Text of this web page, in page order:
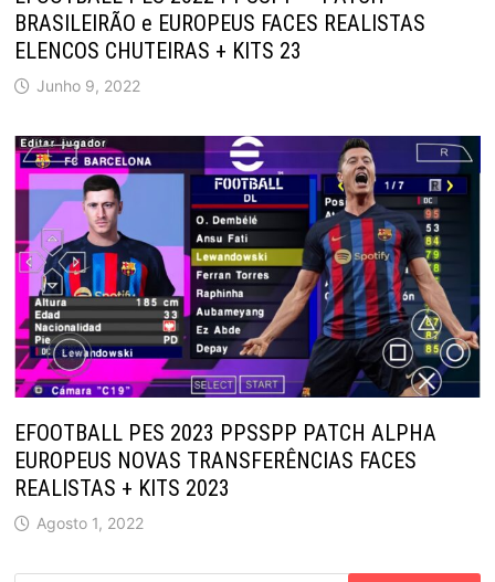
BRASILEIRÃO e EUROPEUS FACES REALISTAS
ELENCOS CHUTEIRAS + KITS 23
Junho 9, 2022
EFOOTBALL PES 2023 PPSSPP PATCH ALPHA
EUROPEUS NOVAS TRANSFERÊNCIAS FACES
REALISTAS + KITS 2023
Agosto 1, 2022